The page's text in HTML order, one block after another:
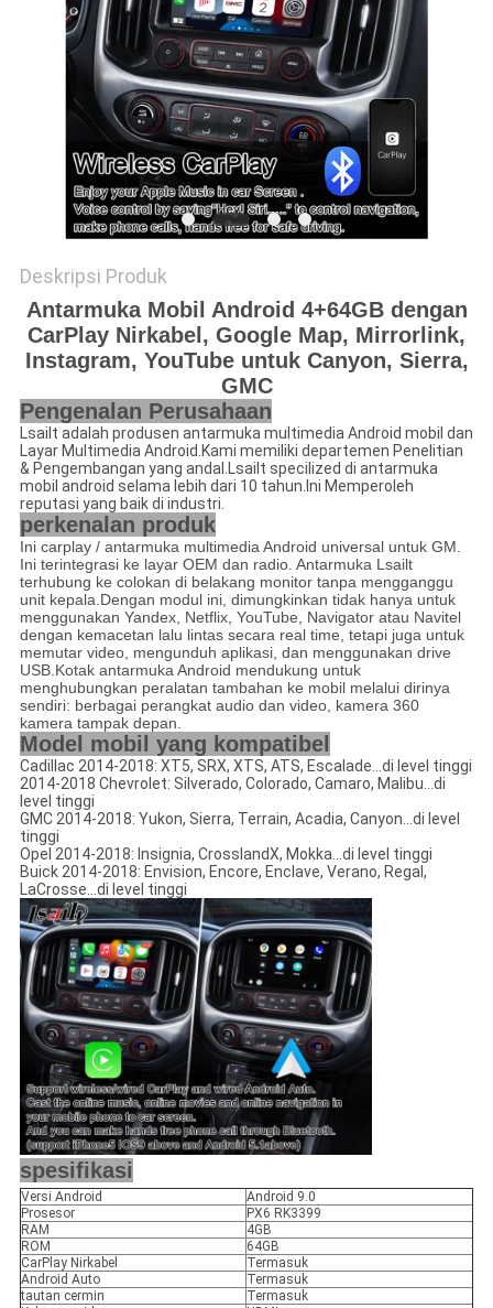
Deskripsi Produk
Antarmuka Mobil Android 4+64GB dengan
CarPlay Nirkabel, Google Map, Mirrorlink,
Instagram, YouTube untuk Canyon, Sierra,
GMC
Pengenalan Perusahaan
Lsailt adalah produsen antarmuka multimedia Android mobil dan
Layar Multimedia Android.Kami memiliki departemen Penelitian
& Pengembangan yang andal.Lsailt specilized di antarmuka
mobil android selama lebih dari 10 tahun.Ini Memperoleh
reputasi yang baik di industri.
perkenalan produk
Ini carplay / antarmuka multimedia Android universal untuk GM.
Ini terintegrasi ke layar OEM dan radio. Antarmuka Lsailt
terhubung ke colokan di belakang monitor tanpa mengganggu
unit kepala.Dengan modul ini, dimungkinkan tidak hanya untuk
menggunakan Yandex, Netflix, YouTube, Navigator atau Navitel
dengan kemacetan lalu lintas secara real time, tetapi juga untuk
memutar video, mengunduh aplikasi, dan menggunakan drive
USB.Kotak antarmuka Android mendukung untuk
menghubungkan peralatan tambahan ke mobil melalui dirinya
sendiri: berbagai perangkat audio dan video, kamera 360
kamera tampak depan.
Model mobil yang kompatibel
Cadillac 2014-2018: XT5, SRX, XTS, ATS, Escalade...di level tinggi
2014-2018 Chevrolet: Silverado, Colorado, Camaro, Malibu...di
level tinggi
GMC 2014-2018: Yukon, Sierra, Terrain, Acadia, Canyon...di level
tinggi
Opel 2014-2018: Insignia, CrosslandX, Mokka...di level tinggi
Buick 2014-2018: Envision, Encore, Enclave, Verano, Regal,
LaCrosse...di level tinggi
spesifikasi
Versi Android
Android 9.0
Prosesor
PX6 RK3399
RAM
4GB
ROM
64GB
CarPlay Nirkabel
Termasuk
Android Auto
Termasuk
tautan cermin
Termasuk